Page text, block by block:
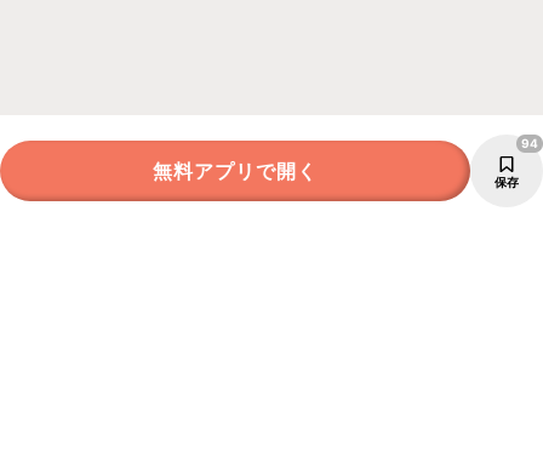
無料アプリで開く 保存
94